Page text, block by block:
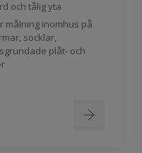
och tålig yta
målning inomhus på
socklar,
plåt- och